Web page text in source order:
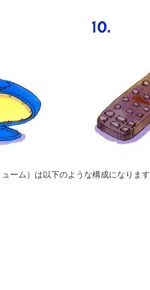
ーム）は以下のような構成になります